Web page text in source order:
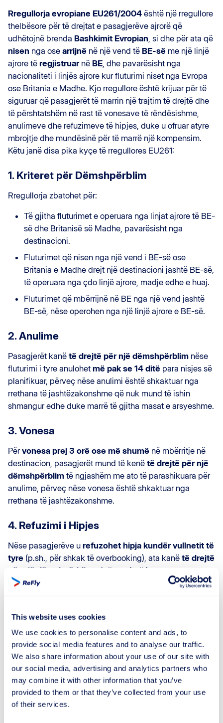
This website uses cookies
We use cookies to personalise content and ads, to
provide social media features and to analyse our traffic.
We also share information about your use of our site with
our social media, advertising and analytics partners who
may combine it with other information that you’ve
provided to them or that they’ve collected from your use
of their services.
Rregullorja evropiane EU261/2004 është një rregullore
thelbësore për të drejtat e pasagjerëve ajrorë që
udhëtojnë brenda Bashkimit Evropian , si dhe për ata që
nisen nga ose arrijnë në një vend të BE-së me një linjë
ajrore të regjistruarnë BE , dhe pavarësisht nga
nacionaliteti i linjës ajrore kur fluturimi niset nga Evropa
ose Britania e Madhe. Kjo rregullore është krijuar për të
siguruar që pasagjerët të marrin një trajtim të drejtë dhe
të përshtatshëm në rast të vonesave të rëndësishme,
anulimeve dhe refuzimeve të hipjes, duke u ofruar atyre
mbrojtje dhe mundësinë për të marrë një kompensim.
Këtu janë disa pika kyçe të rregullores EU261:
1. Kriteret për Dëmshpërblim
Rregullorja zbatohet për:
Të gjitha fluturimet e operuara nga linjat ajrore të BE-
së dhe Britanisë së Madhe, pavarësisht nga
destinacioni.
Fluturimet që nisen nga një vend i BE-së ose
Britania e Madhe drejt një destinacioni jashtë BE-së,
të operuara nga çdo linjë ajrore, madje edhe e huaj.
Fluturimet që mbërrijnë në BE nga një vend jashtë
BE-së, nëse operohen nga një linjë ajrore e BE-së.
2. Anulime
Pasagjerët kanë të drejtë për një dëmshpërblim nëse
fluturimi i tyre anulohet më pak se 14 ditë para nisjes së
planifikuar, përveç nëse anulimi është shkaktuar nga
rrethana të jashtëzakonshme që nuk mund të ishin
shmangur edhe duke marrë të gjitha masat e arsyeshme.
3. Vonesa
Përvonesa prej 3 orë ose më shumë në mbërritje në
destinacion, pasagjerët mund të kenë të drejtë për një
dëmshpërblim të ngjashëm me ato të parashikuara për
anulime, përveç nëse vonesa është shkaktuar nga
rrethana të jashtëzakonshme.
4. Refuzimi i Hipjes
Nëse pasagjerëve u refuzohet hipja kundër vullnetit të
tyre (p.sh., për shkak të overbooking), ata kanë të drejtë
për një dëmshpërblim
, si dhe zgjedhjen mes
rimbursimit të plotë të biletës ose një fluturimi alternativ
5. Dëmshpërblimi Financiar
Shuma e dëmshpërblimit varion në bazë të distancës së
fluturimit dhe vonesës së pësuar në mbërritje, dhe mund
të variojë nga250në600 euro.
6. E Drejta për Ndihmë
Pavarësisht nga e drejta për dëmshpërblim, pasagjerët